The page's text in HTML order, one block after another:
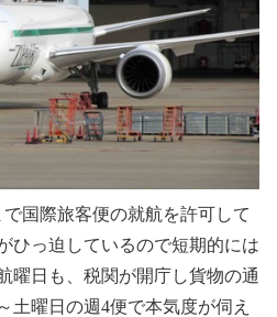
で国際旅客便の就航を許可して
ひっ迫しているので短期的には
曜日も、税関が開庁し貨物の通
土曜日の週4便で本気度が伺え